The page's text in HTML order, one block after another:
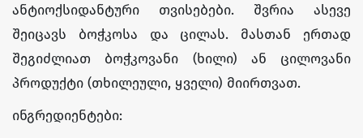
ანტიოქსიდანტური თვისებები. შვრია ასევე
შეიცავს ბოჭკოსა და ცილას. მასთან ერთად
შეგიძლიათ ბოჭკოვანი (ხილი) ან ცილოვანი
პროდუქტი (თხილეული, ყველი) მიირთვათ.
ინგრედიენტები: